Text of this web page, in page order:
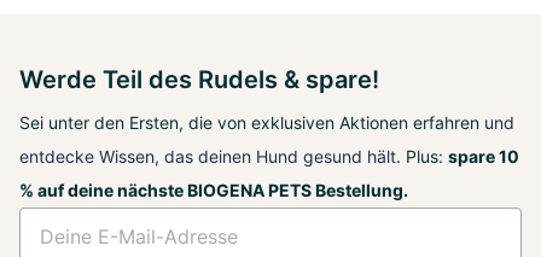
Werde Teil des Rudels & spare!
Sei unter den Ersten, die von exklusiven Aktionen erfahren und
entdecke Wissen, das deinen Hund gesund hält. Plus: spare 10
% auf deine nächste BIOGENA PETS Bestellung.